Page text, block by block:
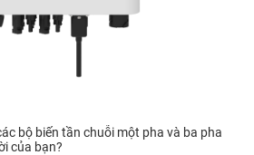
bộ biến tần chuỗi một pha và ba pha
của bạn?